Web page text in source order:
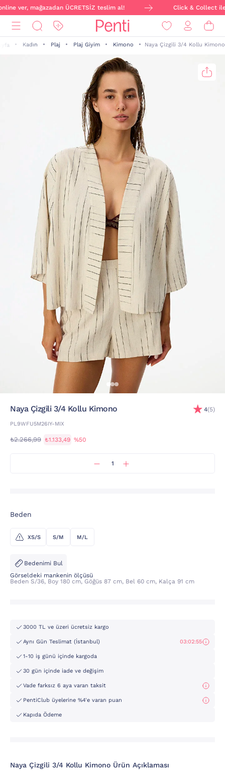
ver, mağazadan ÜCRETSİZ teslim al! Click & Collect ile
Kadın Plaj Plaj Giyim Kimono Naya Çizgili 3/4 Kollu Kimono
Naya Çizgili 3/4 Kollu Kimono
PL9WFU5M26IY-MIX
4(5)
₺2.266,99 ₺1.133,49 %50
Beden
XS/S S/M M/L
Bedenimi Bul
Görseldeki mankenin ölçüsü
Beden S/36, Boy 180 cm, Göğüs 87 cm, Bel 60 cm, Kalça 91 cm
3000 TL ve üzeri ücretsiz kargo
Aynı Gün Teslimat (İstanbul) 03:02:55
1-10 iş günü içinde kargoda
30 gün içinde iade ve değişim
Vade farksız 6 aya varan taksit
PentiClub üyelerine %4'e varan puan
Kapıda Ödeme
Naya Çizgili 3/4 Kollu Kimono Ürün Açıklaması